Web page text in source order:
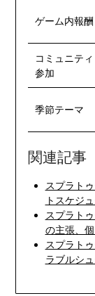
ゲーム内報酬
コミュニティ
参加
季節テーマ
関連記事
スプラト
トスケジ
スプラト
の主張、
スプラト
ラブルシ